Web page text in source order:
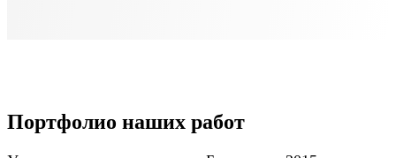
Портфолио наших работ